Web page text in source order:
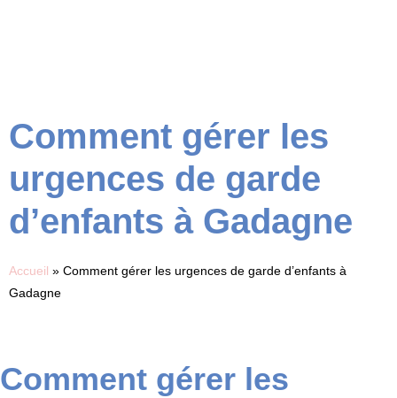
Comment gérer les
urgences de garde
d’enfants à Gadagne
Accueil » Comment gérer les urgences de garde d’enfants à
Gadagne
Comment gérer les